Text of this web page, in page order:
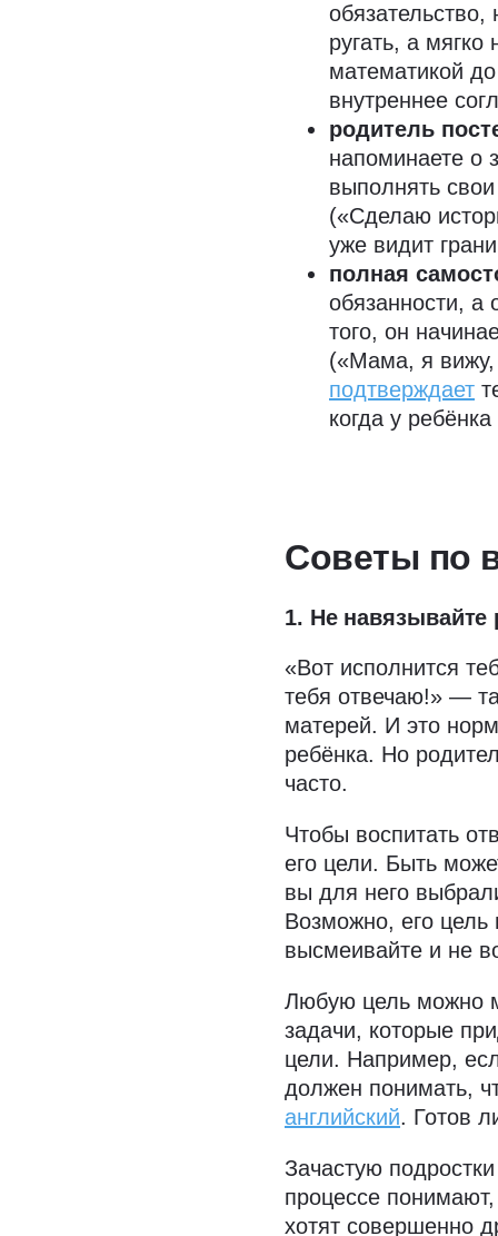
ругать, а мягко
математикой
внутреннее
родитель
напоминаете о
выполнять
(«Сделаю
уже видит
полная
обязанности, а
того, он
(«Мама, я вижу,
подтверждает
когда у
Советы по
1. Не
«Вот исполнится
тебя отвечаю!» —
матерей. И это
ребёнка. Но
часто.
Чтобы воспитать
его цели. Быть
вы для него
Возможно, его цель
высмеивайте и не
Любую цель можно
задачи, которые
цели. Например,
должен понимать,
английский. Готов
Зачастую
процессе
хотят совершенно